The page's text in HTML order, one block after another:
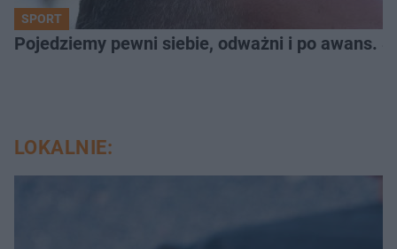
SPORT
Pojedziemy pewni siebie, odważni i po awans.
LOKALNIE: